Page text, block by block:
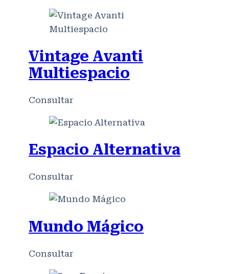
Vintage Avanti
Multiespacio
Consultar
Espacio Alternativa
Consultar
Mundo Mágico
Consultar